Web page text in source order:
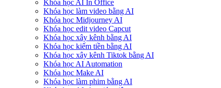
Khóa học AI In Office
Khóa học làm video bằng AI
Khóa học Midjourney AI
Khóa học edit video Capcut
Khóa học xây kênh bằng AI
Khóa học kiếm tiền bằng AI
Khóa học xây kênh Tiktok bằng AI
Khóa học AI Automation
Khóa học Make AI
Khóa học làm phim bằng AI